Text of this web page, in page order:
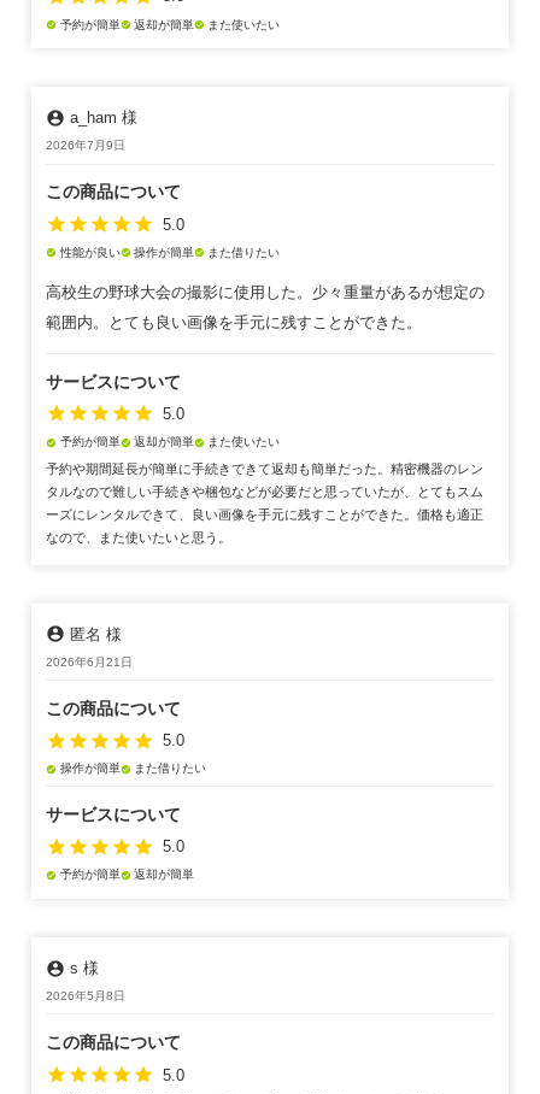
check_circle 予約が簡単check_circle 返却が簡単check_circle また使いたい
account_circle a_ham 様
2026年7月9日
この商品について
star star star star star 5.0
check_circle 性能が良いcheck_circle 操作が簡単check_circle また借りたい
高校生の野球大会の撮影に使用した。少々重量があるが想定の
範囲内。とても良い画像を手元に残すことができた。
サービスについて
star star star star star 5.0
check_circle 予約が簡単check_circle 返却が簡単check_circle また使いたい
予約や期間延長が簡単に手続きできて返却も簡単だった。精密機器のレン
タルなので難しい手続きや梱包などが必要だと思っていたが、とてもスム
ーズにレンタルできて、良い画像を手元に残すことができた。価格も適正
なので、また使いたいと思う。
account_circle 匿名 様
2026年6月21日
この商品について
star star star star star 5.0
check_circle 操作が簡単check_circle また借りたい
サービスについて
star star star star star 5.0
check_circle 予約が簡単check_circle 返却が簡単
account_circle s 様
2026年5月8日
この商品について
star star star star star 5.0